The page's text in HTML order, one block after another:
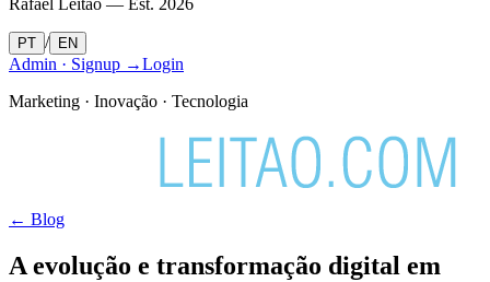
Rafael Leitão — Est. 2026
PT / EN
Admin · Signup →Login
Marketing · Inovação · Tecnologia
← Blog
A evolução e transformação digital em